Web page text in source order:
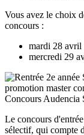
Vous avez le choix
concours :
mardi 28 avril
mercredi 29
Concours Audencia
Le concours
sélectif, qui compte